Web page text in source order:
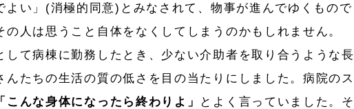
よい」(消極的同意)とみなされて、物事が進んでゆくもので
の人は思うこと自体をなくしてしまうのかもしれません。
て病棟に勤務したとき、少ない介助者を取り合うような長
んたちの生活の質の低さを目の当たりにしました。病院のス
「こんな身体になったら終わりよ」
とよく言っていました。そ